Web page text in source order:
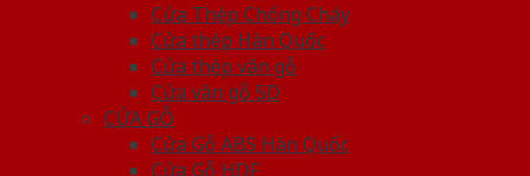
Cửa Thép Chống Cháy
Cửa thép Hàn Quốc
Cửa thép vân gỗ
Cửa vân gỗ 5D
CỬA GỖ
Cửa Gỗ ABS Hàn Quốc
Cửa Gỗ HDF